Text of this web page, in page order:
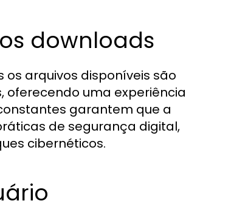
downloads
os arquivos disponíveis são
oferecendo uma experiência
garantem que a
de segurança digital,
cibernéticos.